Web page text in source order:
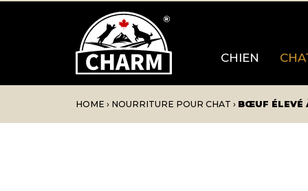
CHIEN
HOME › NOURRITURE POUR CHAT › BŒUF ÉLEVÉ